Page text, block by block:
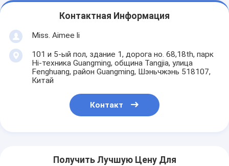
Контактная Информация
Miss. Aimee li
101 и 5-ый пол, здание 1, дорога но. 68,18th, парк
Hi-техника Guangming, община Tangjia, улица
Fenghuang, район Guangming, Шэньчжэнь 518107,
Китай
Контакт
Получить Лучшую Цену Для